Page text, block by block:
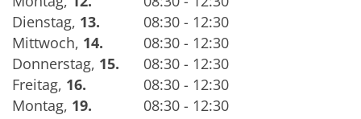
Dienstag, 13.
08:30 - 12:30
Mittwoch, 14.
08:30 - 12:30
Donnerstag, 15.
08:30 - 12:30
Freitag, 16.
08:30 - 12:30
Montag, 19.
08:30 - 12:30